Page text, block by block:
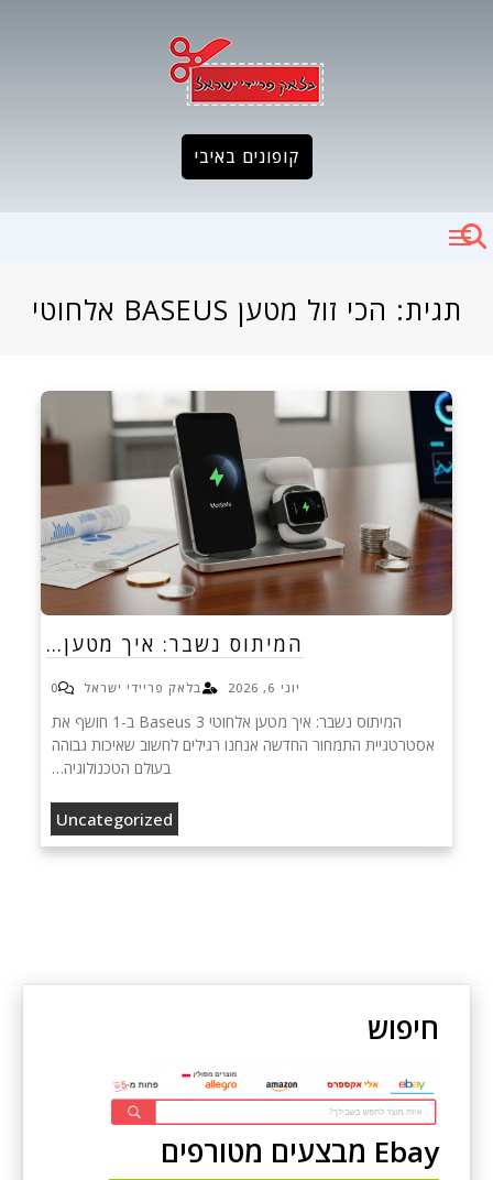
קופונים באיבי
תגית: הכי זול מטען BASEUS אלחוטי
המיתוס נשבר: איך מטען…
יוני 6, 2026 בלאק פריידי ישראל 0
המיתוס נשבר: איך מטען אלחוטי Baseus 3 ב-1 חושף את
אסטרטגיית התמחור החדשה אנחנו רגילים לחשוב שאיכות גבוהה
בעולם הטכנולוגיה…
Uncategorized
חיפוש
Ebay מבצעים מטורפים